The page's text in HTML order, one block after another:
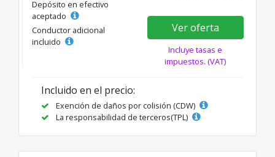
Depósito en efectivo
aceptado
Conductor adicional
incluido
Ver oferta
Incluye tasas e
impuestos. (VAT)
Incluido en el precio:
Exención de daños por colisión (CDW)
La responsabilidad de terceros(TPL)